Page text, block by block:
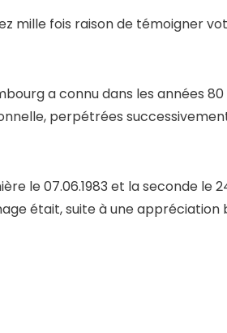
mille fois raison de témoigner
a connu dans les années
perpétrées
le 07.06.1983 et la seconde le
était, suite à une appréciation